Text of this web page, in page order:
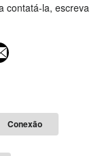
contatá-la, escreva
Conexão